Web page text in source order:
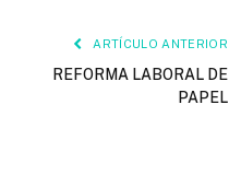
ARTÍCULO ANTERIOR
REFORMA LABORAL DE
PAPEL